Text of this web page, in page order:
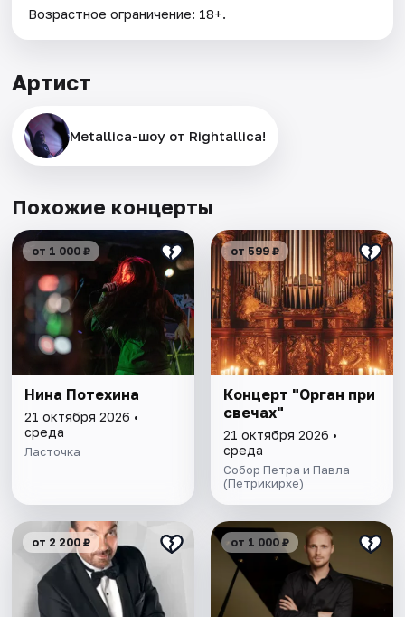
Возрастное ограничение: 18+.
Артист
Metallica-шоу от Rightallica!
Похожие концерты
от 1 000 ₽
Нина Потехина
21 октября 2026 •
среда
Ласточка
от 599 ₽
Концерт "Орган при
свечах"
21 октября 2026 •
среда
Собор Петра и Павла
(Петрикирхе)
от 2 200 ₽ от 1 000 ₽